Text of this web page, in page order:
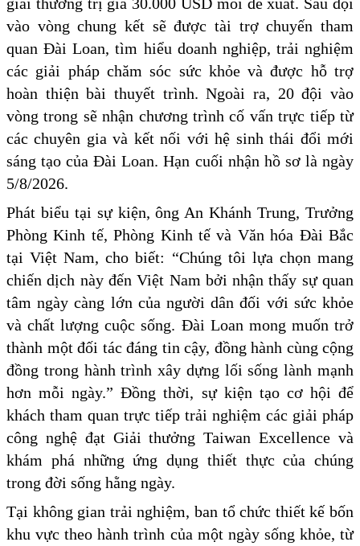
vào vòng chung kết sẽ được tài trợ chuyến tham
quan Đài Loan, tìm hiểu doanh nghiệp, trải nghiệm
các giải pháp chăm sóc sức khỏe và được hỗ trợ
hoàn thiện bài thuyết trình. Ngoài ra, 20 đội vào
vòng trong sẽ nhận chương trình cố vấn trực tiếp từ
các chuyên gia và kết nối với hệ sinh thái đổi mới
sáng tạo của Đài Loan. Hạn cuối nhận hồ sơ là ngày
5/8/2026.
Phát biểu tại sự kiện, ông An Khánh Trung, Trưởng
Phòng Kinh tế, Phòng Kinh tế và Văn hóa Đài Bắc
tại Việt Nam, cho biết: “Chúng tôi lựa chọn mang
chiến dịch này đến Việt Nam bởi nhận thấy sự quan
tâm ngày càng lớn của người dân đối với sức khỏe
và chất lượng cuộc sống. Đài Loan mong muốn trở
thành một đối tác đáng tin cậy, đồng hành cùng cộng
đồng trong hành trình xây dựng lối sống lành mạnh
hơn mỗi ngày.” Đồng thời, sự kiện tạo cơ hội để
khách tham quan trực tiếp trải nghiệm các giải pháp
công nghệ đạt Giải thưởng Taiwan Excellence và
khám phá những ứng dụng thiết thực của chúng
trong đời sống hằng ngày.
Tại không gian trải nghiệm, ban tổ chức thiết kế bốn
khu vực theo hành trình của một ngày sống khỏe, từ